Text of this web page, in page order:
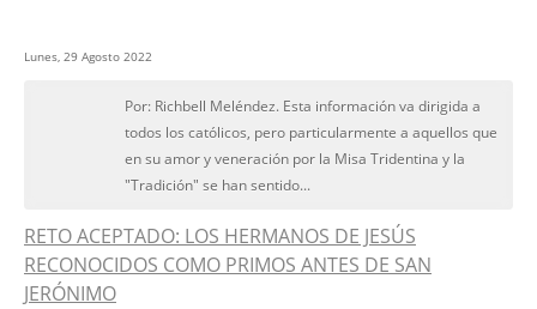
Lunes, 29 Agosto 2022
Por: Richbell Meléndez. Esta información va dirigida a
todos los católicos, pero particularmente a aquellos que
en su amor y veneración por la Misa Tridentina y la
"Tradición" se han sentido...
RETO ACEPTADO: LOS HERMANOS DE JESÚS
RECONOCIDOS COMO PRIMOS ANTES DE SAN
JERÓNIMO